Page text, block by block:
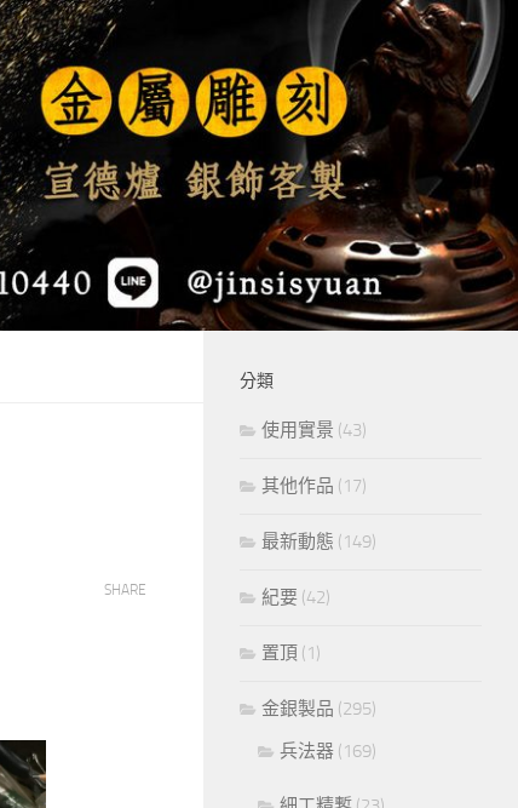
SHARE
分類
使用實景 (43)
其他作品 (17)
最新動態 (149)
紀要 (42)
置頂 (1)
金銀製品 (295)
兵法器 (169)